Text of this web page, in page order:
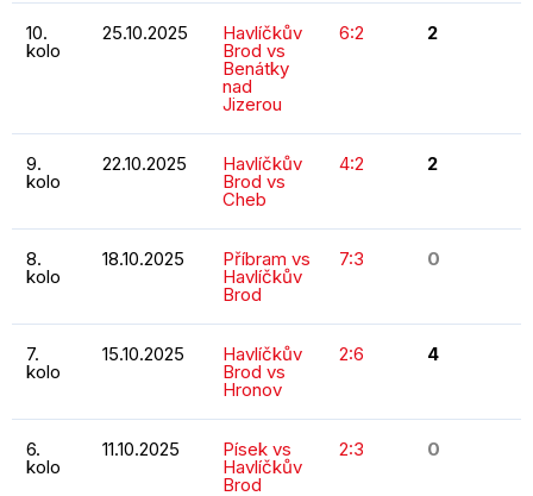
10.
kolo
25.10.2025 Havlíčkův
Brod vs
Benátky
nad
Jizerou
6:2 2
9.
kolo
22.10.2025 Havlíčkův
Brod vs
Cheb
4:2 2
8.
kolo
18.10.2025 Příbram vs
Havlíčkův
Brod
7:3 0
7.
kolo
15.10.2025 Havlíčkův
Brod vs
Hronov
2:6 4
6.
kolo
11.10.2025 Písek vs
Havlíčkův
Brod
2:3 0